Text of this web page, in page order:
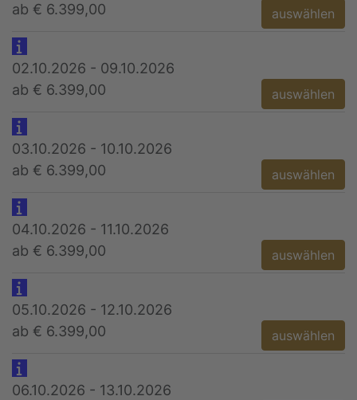
ab € 6.399,00
auswählen
02.10.2026 - 09.10.2026
ab € 6.399,00
auswählen
03.10.2026 - 10.10.2026
ab € 6.399,00
auswählen
04.10.2026 - 11.10.2026
ab € 6.399,00
auswählen
05.10.2026 - 12.10.2026
ab € 6.399,00
auswählen
06.10.2026 - 13.10.2026